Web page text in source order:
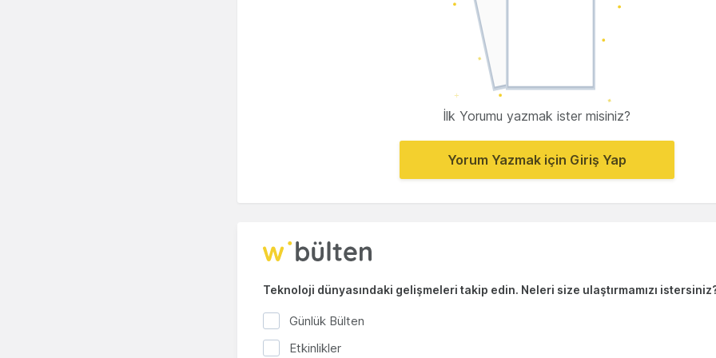
İlk Yorumu yazmak ister misiniz?
Yorum Yazmak için Giriş Yap
Teknoloji dünyasındaki gelişmeleri takip edin. Neleri size ulaştırmamızı
Günlük Bülten
Etkinlikler